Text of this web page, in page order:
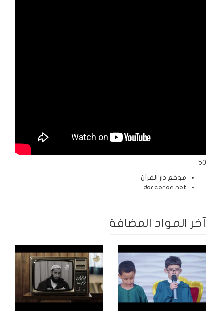
50
موقع دار القرآن
darcoran.net
آخر المواد المضافة